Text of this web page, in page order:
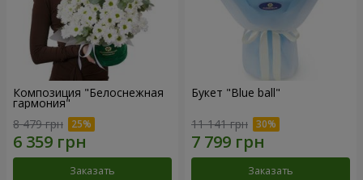
Композиция "Белоснежная
гармония"
8 479 грн
Заказать
Букет "Blue ball"
11 141 грн
Заказать